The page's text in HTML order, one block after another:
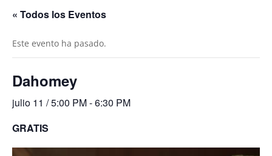
« Todos los Eventos
Este evento ha pasado.
Dahomey
julio 11 / 5:00 PM-6:30 PM
GRATIS